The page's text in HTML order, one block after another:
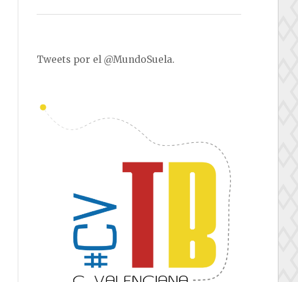
Tweets por el @MundoSuela.